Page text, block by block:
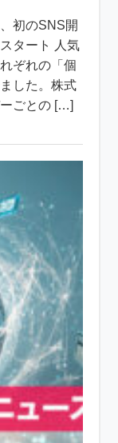
初のSNS開
タート 人気
ぞれの「個
した。株式
ごとの […]